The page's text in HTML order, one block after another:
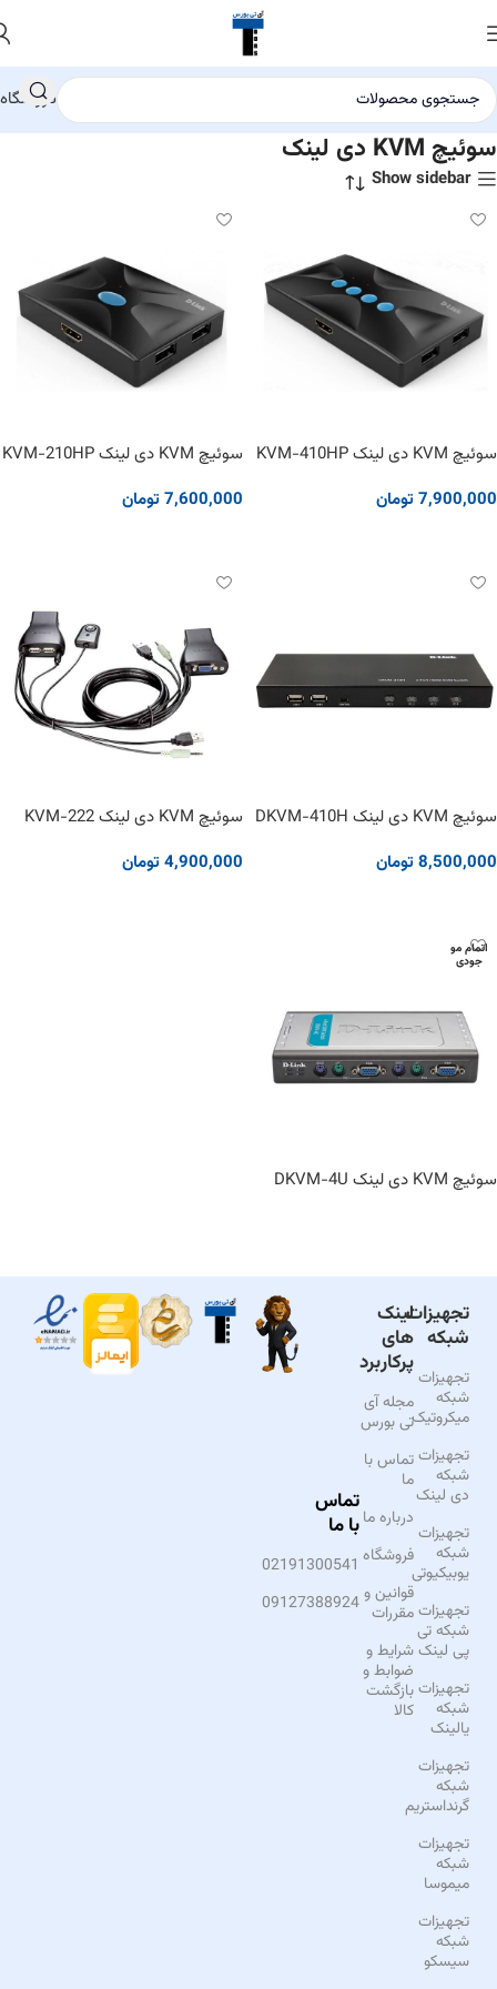
فروشگاه
سوئیچ KVM دی لینک
Show sidebar
سوئیچ KVM دی لینک KVM-410HP
7,900,000تومان
سوئیچ KVM دی لینک KVM-210HP
7,600,000تومان
سوئیچ KVM دی لینک DKVM-410H
8,500,000تومان
سوئیچ KVM دی لینک KVM-222
4,900,000تومان
اتمام مو
جودی
سوئیچ KVM دی لینک DKVM-4U
تجهیزات
شبکه
تجهیزات
شبکه
میکروتیک
تجهیزات
شبکه
دی لینک
تجهیزات
شبکه
یوبیکیوتی
تجهیزات
شبکه تی
پی لینک
تجهیزات
شبکه
یالینک
تجهیزات
شبکه
گرنداستریم
تجهیزات
شبکه
میموسا
تجهیزات
شبکه
سیسکو
لینک
های
پرکاربرد
مجله آی
تی بورس
تماس با
ما
درباره ما
فروشگاه
قوانین و
مقررات
شرایط و
ضوابط و
بازگشت
کالا
تماس
با ما
02191300541
09127388924